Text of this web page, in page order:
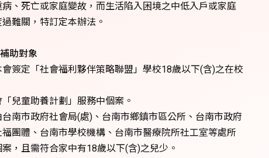
、死亡或家庭變故，而生活陷入困境之中低入戶或家庭
難關，特訂定本辦法。
助對象
會簽定「社會福利夥伴策略聯盟」學校18歲以下(含)之在校
兒童助養計劃」服務中個案。
台南市政府社會局(處)、台南市鄉鎮市區公所、台南市政府
福團體、台南市學校機構、台南市醫療院所社工室等處所
，且需符合家中有18歲以下(含)之兒少。